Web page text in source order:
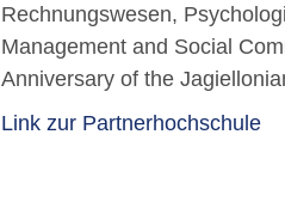
Rechnungswesen,
Management and Social
Anniversary of the
Link zur Partnerhochschule